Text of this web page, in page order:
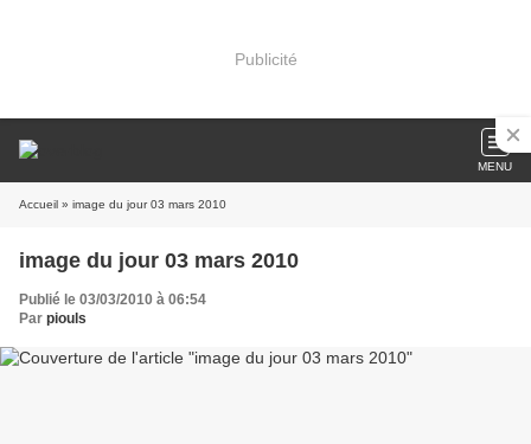
Publicité
MENU
Accueil » image du jour 03 mars 2010
image du jour 03 mars 2010
Publié le 03/03/2010 à 06:54
Par piouls